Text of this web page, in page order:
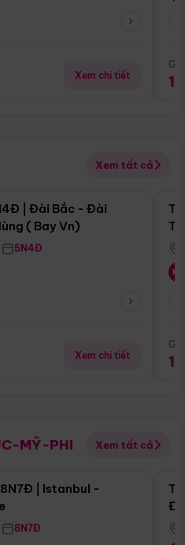
Xem chi tiết
Xem tất cả
Điểm nổi bật
| Đài Bắc - Đài
( Bay Vn)
5N4Đ
Xem chi tiết
MỸ-PHI Xem tất cả
Điểm nổi bật
8N7Đ | Istanbul -
8N7Đ